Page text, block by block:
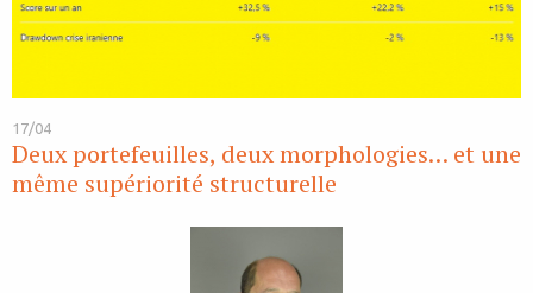
17/04
Deux portefeuilles, deux morphologies… et une
même supériorité structurelle